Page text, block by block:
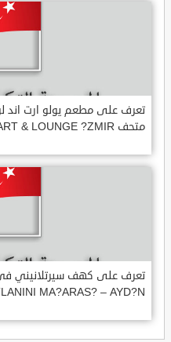
تعرف على مطعم يولو ارت اند
متحف YOLO ART & LOUNGE ?ZMIR
تعرف على كهف سيرتلانيني في
MA?ARAS? – AYD?N